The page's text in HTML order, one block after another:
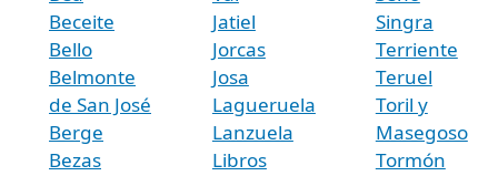
Beceite
Bello
Belmonte
de San José
Berge
Bezas
Jatiel
Jorcas
Josa
Lagueruela
Lanzuela
Libros
Singra
Terriente
Teruel
Toril y
Masegoso
Tormón